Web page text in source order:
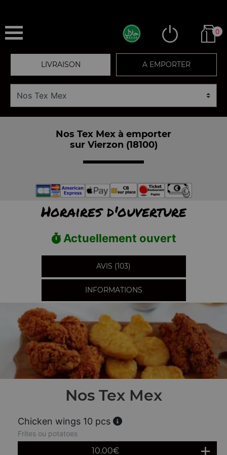
0
LIVRAISON A EMPORTER
Nos Tex Mex à emporter
sur Vierzon (18100)
Horaires d'ouverture
Actuellement ouvert
AVIS (103)
INFORMATIONS
Nos Tex Mex
Chicken wings 10 pcs
Frites ou potatoes
10.00€